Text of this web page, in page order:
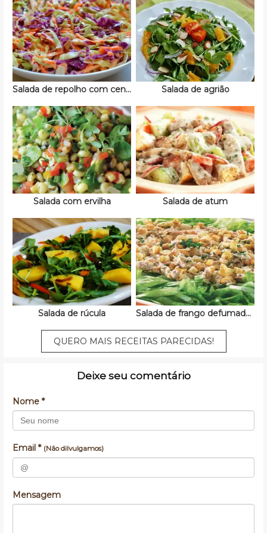
Salada de repolho com cenoura Salada de agrião
Salada com ervilha Salada de atum
Salada de rúcula Salada de frango defumado com abacaxi
QUERO MAIS RECEITAS PARECIDAS!
Deixe seu comentário
Nome *
Email * (Não dilvulgamos)
Mensagem